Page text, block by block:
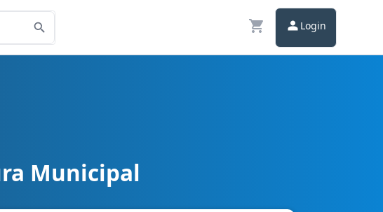
Login
Municipal